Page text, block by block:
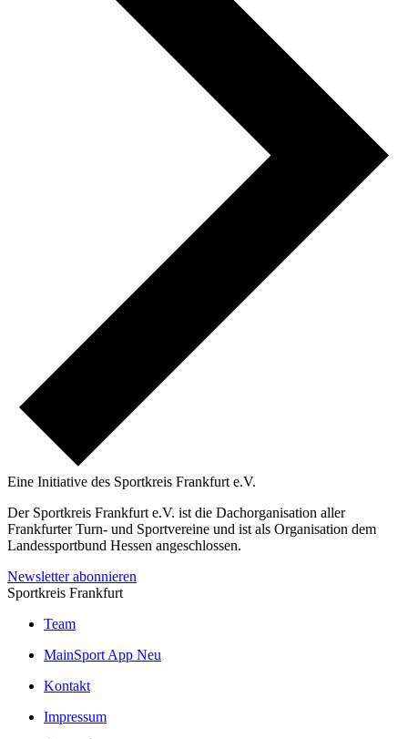
Eine Initiative des Sportkreis Frankfurt e.V.
Der Sportkreis Frankfurt e.V. ist die Dachorganisation aller
Frankfurter Turn- und Sportvereine und ist als Organisation dem
Landessportbund Hessen angeschlossen.
Newsletter abonnieren
Sportkreis Frankfurt
Team
MainSport App Neu
Kontakt
Impressum